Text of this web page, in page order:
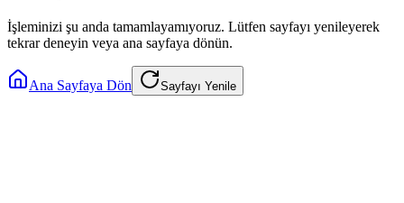
İşleminizi şu anda tamamlayamıyoruz. Lütfen sayfayı yenileyerek
tekrar deneyin veya ana sayfaya dönün.
Ana Sayfaya Dön Sayfayı Yenile